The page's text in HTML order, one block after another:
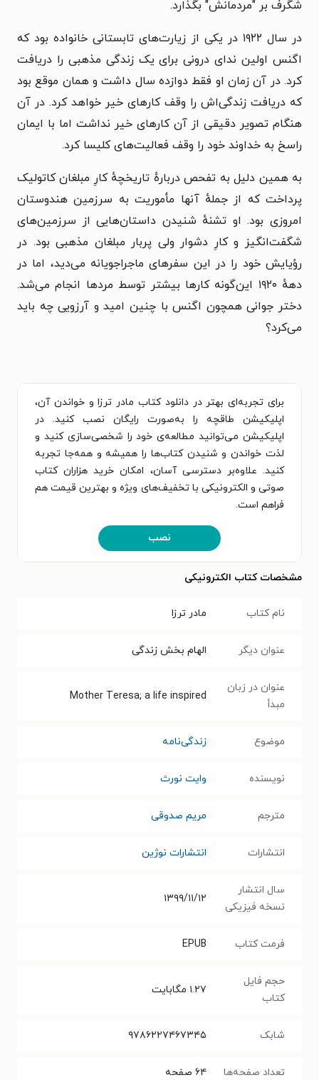
شگرف بر "مردمانش" بگذارد.
در سال ۱۹۲۲ در یکی از زیارت‌های تابستانی خانواده بود که
اگنس اولین ندای درونی برای یک زندگی مذهبی را دریافت
کرد. در آن زمان او فقط دوازده سال داشت و همان موقع بود
که دریافت زندگی‌اش را وقف کارهای خیر خواهد کرد. در آن
هنگام تصویر دقیقی از آن کارهای خیر نداشت اما با ایمان
راسخ به خداوند خود را وقف فعالیت‌های کلیسا کرد.
به همین دلیل به تفحص دربارهٔ تاریخچهٔ کارِ مبلغان کاتولیک
پرداخت که از جملهٔ آنها مأموریت به سرزمین هندوستان
امروزی بود. او تشنهٔ شنیدن داستان‌هایی از سرزمین‌های
شگفت‌انگیز و کارِ دشوار ولی پربار مبلغان مذهبی بود. در
رؤیایش خود را در این سفرهای ماجراجویانه می‌دید، اما در
دههٔ ۱۹۲۰ این‌گونه کارها بیشتر توسط مردها انجام می‌شد.
دختر جوانی همچون اگنس با چنین امید و آرزویی چه باید
می‌کرد؟
برای تجربه‌ای بهتر در دانلود کتاب مادر ترزا و خواندن آن،
اپلیکیشن طاقچه را به‌صورت رایگان نصب کنید. در
اپلیکیشن می‌توانید مطالعه‌ی خود را شخصی‌سازی کنید و
لذت خواندن و شنیدن کتاب‌ها را همیشه و همه‌جا تجربه
کنید. علاوه‌بر دسترسی آسان، امکان خرید هزاران کتاب
صوتی و الکترونیکی با تخفیف‌های ویژه و بهترین قیمت هم
فراهم است.
نصب
مشخصات کتاب الکترونیکی
نام کتاب مادر ترزا
عنوان دیگر الهام بخش زندگی
عنوان در زبان
مبدأ
Mother Teresa; a life inspired
موضوع زندگی‌نامه
نویسنده وایت نورث
مترجم مریم صدوقی
انتشارات انتشارات نوژین
سال انتشار
نسخه فیزیکی
۱۳۹۹/۱۱/۱۲
فرمت کتاب EPUB
حجم فایل
کتاب
۱.۲۷ مگابایت
شابک ۹۷۸۶۲۲۷۴۶۷۳۴۵
تعداد صفحه‌ها ۶۴ صفحه